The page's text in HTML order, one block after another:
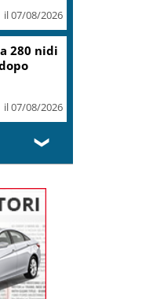
il 07/08/2026
280 nidi
il 07/08/2026
❯